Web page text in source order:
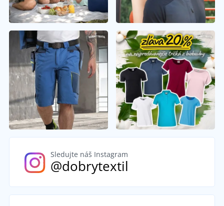
Sledujte náš Instagram
@dobrytextil